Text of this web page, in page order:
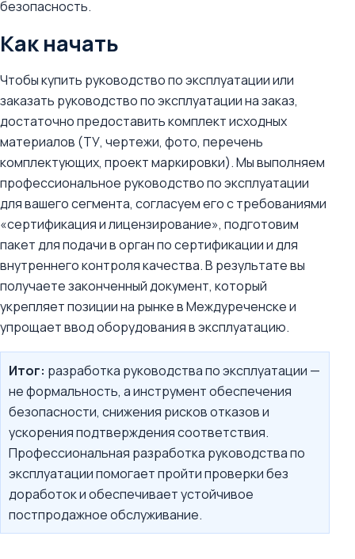
безопасность.
Как начать
Чтобы купить руководство по эксплуатации или
заказать руководство по эксплуатации на заказ,
достаточно предоставить комплект исходных
материалов (ТУ, чертежи, фото, перечень
комплектующих, проект маркировки). Мы выполняем
профессиональное руководство по эксплуатации
для вашего сегмента, согласуем его с требованиями
«сертификация и лицензирование», подготовим
пакет для подачи в орган по сертификации и для
внутреннего контроля качества. В результате вы
получаете законченный документ, который
укрепляет позиции на рынке в Междуреченске и
упрощает ввод оборудования в эксплуатацию.
Итог: разработка руководства по эксплуатации —
не формальность, а инструмент обеспечения
безопасности, снижения рисков отказов и
ускорения подтверждения соответствия.
Профессиональная разработка руководства по
эксплуатации помогает пройти проверки без
доработок и обеспечивает устойчивое
постпродажное обслуживание.